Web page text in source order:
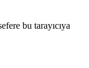
bu tarayıcıya